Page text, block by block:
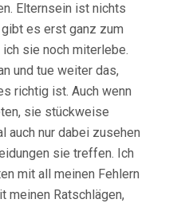
Elternsein ist nichts
es erst ganz zum
sie noch miterlebe.
und tue weiter das,
richtig ist. Auch wenn
sie stückweise
auch nur dabei zusehen
sie treffen. Ich
mit all meinen Fehlern
meinen Ratschlägen,